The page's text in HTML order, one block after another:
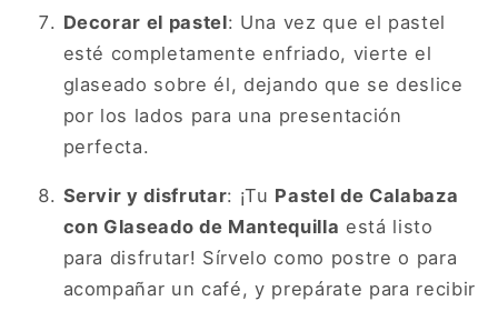
Decorar el pastel: Una vez que el pastel
esté completamente enfriado, vierte el
glaseado sobre él, dejando que se deslice
por los lados para una presentación
perfecta.
Servir y disfrutar: ¡Tu Pastel de Calabaza
con Glaseado de Mantequilla está listo
para disfrutar! Sírvelo como postre o para
acompañar un café, y prepárate para recibir